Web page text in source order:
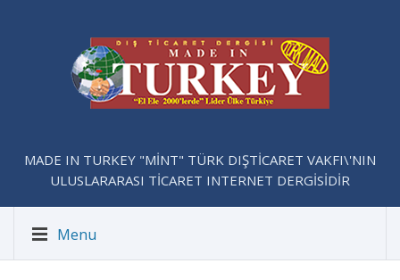
MADE IN TURKEY "MİNT" TÜRK DIŞTİCARET VAKFI\'NIN
ULUSLARARASI TİCARET INTERNET DERGİSİDİR
Menu